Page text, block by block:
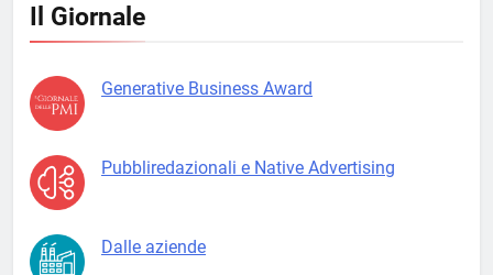
Il Giornale
Generative Business Award
Pubbliredazionali e Native Advertising
Dalle aziende